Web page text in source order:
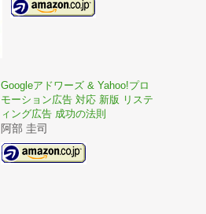
Googleアドワーズ & Yahoo!プロ
モーション広告 対応 新版 リステ
ィング広告 成功の法則
阿部 圭司